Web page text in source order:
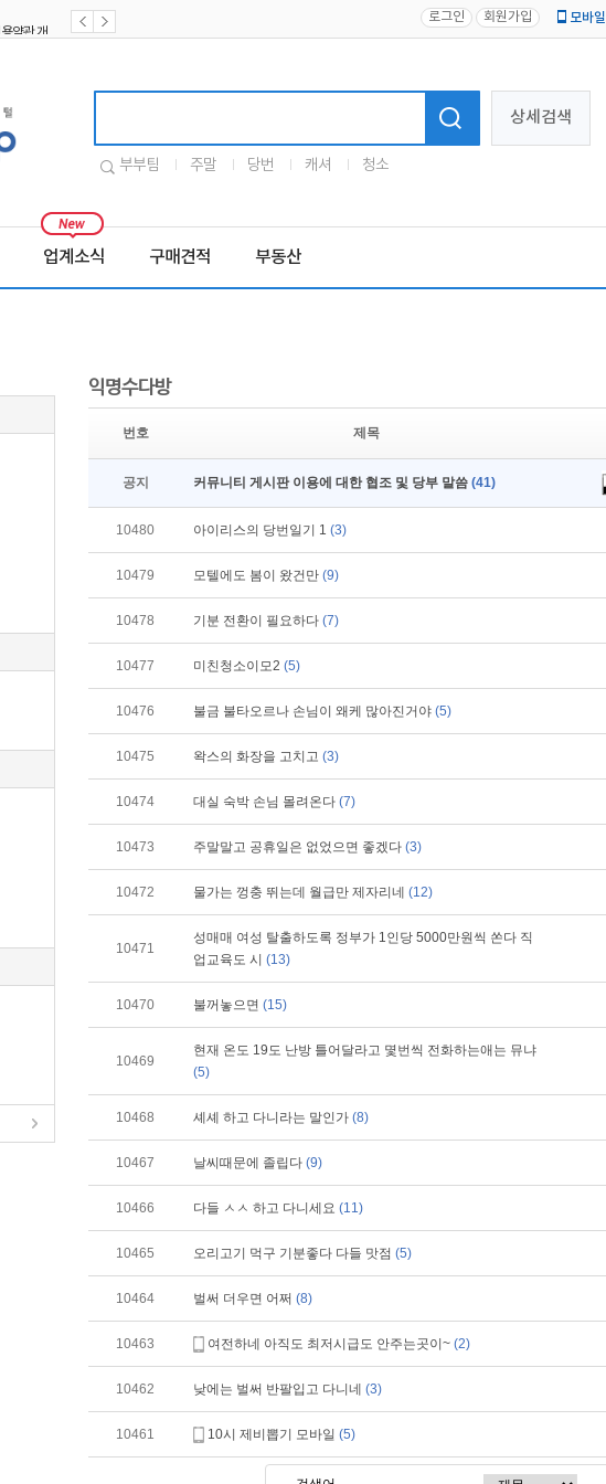
로그인 회원가입 모바일
상세검색
부부팀 주말 당번 캐셔 청소
업계소식 구매견적 부동산
익명수다방
번호 제목
공지 커뮤니티 게시판 이용에 대한 협조 및 당부 말씀 (41)
10480 아이리스의 당번일기 1 (3)
10479 모텔에도 봄이 왔건만 (9)
10478 기분 전환이 필요하다 (7)
10477 미친청소이모2 (5)
10476 불금 불타오르나 손님이 왜케 많아진거야 (5)
10475 왁스의 화장을 고치고 (3)
10474 대실 숙박 손님 몰려온다 (7)
10473 주말말고 공휴일은 없었으면 좋겠다 (3)
10472 물가는 껑충 뛰는데 월급만 제자리네 (12)
10471
성매매 여성 탈출하도록 정부가 1인당 5000만원씩 쏜다 직
업교육도 시 (13)
10470 불꺼놓으면 (15)
10469
현재 온도 19도 난방 틀어달라고 몇번씩 전화하는애는 뮤냐
(5)
10468 셰셰 하고 다니라는 말인가 (8)
10467 날씨때문에 졸립다 (9)
10466 다들 ㅅㅅ 하고 다니세요 (11)
10465 오리고기 먹구 기분좋다 다들 맛점 (5)
10464 벌써 더우면 어쩌 (8)
10463 여전하네 아직도 최저시급도 안주는곳이~ (2)
10462 낮에는 벌써 반팔입고 다니네 (3)
10461 10시 제비뽑기 모바일 (5)